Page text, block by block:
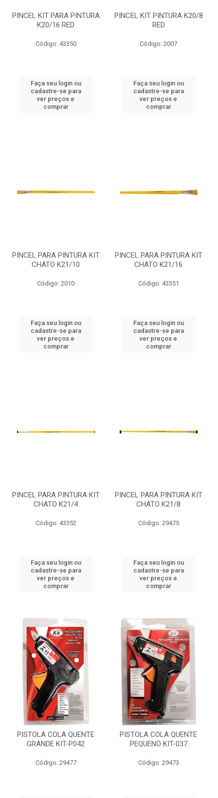
PINCEL KIT PARA PINTURA
K20/16 RED
Código: 43350
Faça seu login ou
cadastre-se para
ver preços e
comprar
PINCEL KIT PINTURA K20/8
RED
Código: 2007
Faça seu login ou
cadastre-se para
ver preços e
comprar
PINCEL PARA PINTURA KIT
CHATO K21/10
Código: 2010
Faça seu login ou
cadastre-se para
ver preços e
comprar
PINCEL PARA PINTURA KIT
CHATO K21/16
Código: 43351
Faça seu login ou
cadastre-se para
ver preços e
comprar
PINCEL PARA PINTURA KIT
CHATO K21/4
Código: 43352
Faça seu login ou
cadastre-se para
ver preços e
comprar
PINCEL PARA PINTURA KIT
CHATO K21/8
Código: 29475
Faça seu login ou
cadastre-se para
ver preços e
comprar
PISTOLA COLA QUENTE
GRANDE KIT-P042
Código: 29477
PISTOLA COLA QUENTE
PEQUENO KIT-037
Código: 29473